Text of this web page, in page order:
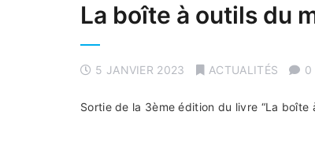
La boîte à outils du
5 JANVIER 2023 ACTUALITÉS 0
Sortie de la 3ème édition du livre “La